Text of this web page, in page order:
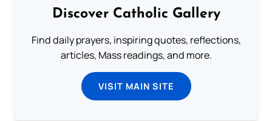
Discover Catholic Gallery
Find daily prayers, inspiring quotes, reflections,
articles, Mass readings, and more.
VISIT MAIN SITE